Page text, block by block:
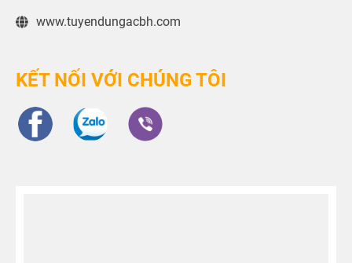
www.tuyendungacbh.com
KẾT NỐI VỚI CHÚNG TÔI